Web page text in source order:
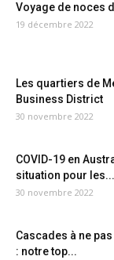
Voyage de noces
19 décembre 2022
Les quartiers de
Business District
30 novembre 2022
COVID-19 en
situation pour les...
30 novembre 2022
Cascades à ne
: notre top...